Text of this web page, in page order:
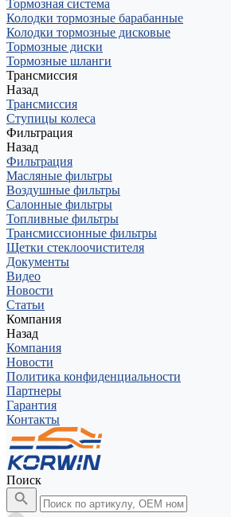
Тормозная система
Колодки тормозные барабанные
Колодки тормозные дисковые
Тормозные диски
Тормозные шланги
Трансмиссия
Назад
Трансмиссия
Ступицы колеса
Фильтрация
Назад
Фильтрация
Масляные фильтры
Воздушные фильтры
Салонные фильтры
Топливные фильтры
Трансмиссионные фильтры
Щетки стеклоочистителя
Документы
Видео
Новости
Статьи
Компания
Назад
Компания
Новости
Политика конфиденциальности
Партнеры
Гарантия
Контакты
Поиск